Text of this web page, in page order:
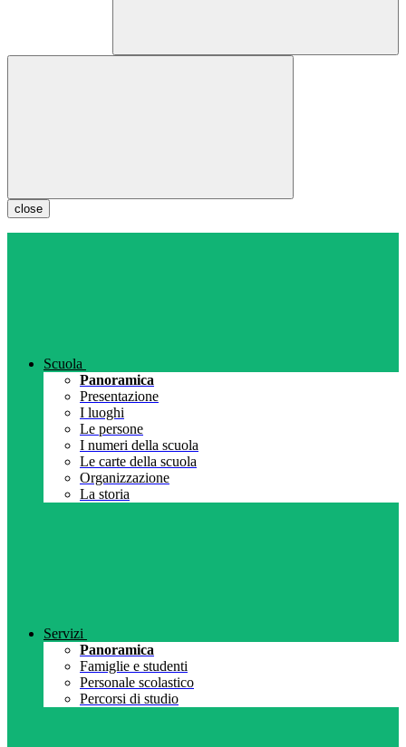
close
Scuola
Panoramica
Presentazione
I luoghi
Le persone
I numeri della scuola
Le carte della scuola
Organizzazione
La storia
Servizi
Panoramica
Famiglie e studenti
Personale scolastico
Percorsi di studio